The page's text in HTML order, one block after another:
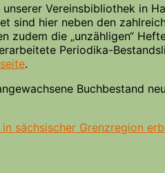
Vereinsbibliothek in
sind hier neben den
zudem die „unzähligen“
Periodika-
.
Buchbestand
sächsischer Grenzregion